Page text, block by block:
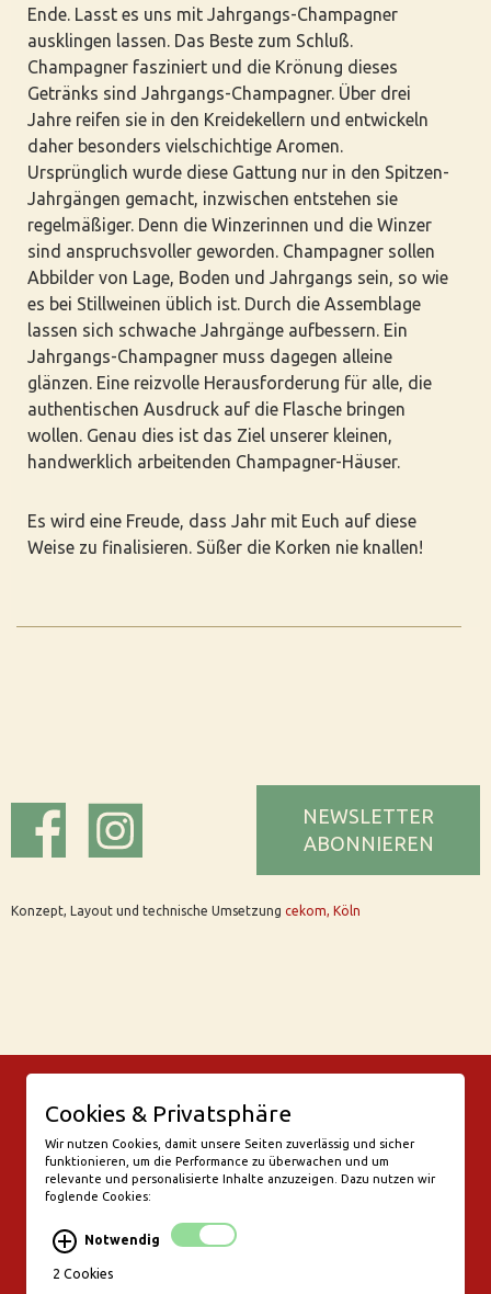
Ende. Lasst es uns mit Jahrgangs-Champagner
ausklingen lassen. Das Beste zum Schluß.
Champagner fasziniert und die Krönung dieses
Getränks sind Jahrgangs-Champagner. Über drei
Jahre reifen sie in den Kreidekellern und entwickeln
daher besonders vielschichtige Aromen.
Ursprünglich wurde diese Gattung nur in den Spitzen-
Jahrgängen gemacht, inzwischen entstehen sie
regelmäßiger. Denn die Winzerinnen und die Winzer
sind anspruchsvoller geworden. Champagner sollen
Abbilder von Lage, Boden und Jahrgangs sein, so wie
es bei Stillweinen üblich ist. Durch die Assemblage
lassen sich schwache Jahrgänge aufbessern. Ein
Jahrgangs-Champagner muss dagegen alleine
glänzen. Eine reizvolle Herausforderung für alle, die
authentischen Ausdruck auf die Flasche bringen
wollen. Genau dies ist das Ziel unserer kleinen,
handwerklich arbeitenden Champagner-Häuser.
Es wird eine Freude, dass Jahr mit Euch auf diese
Weise zu finalisieren. Süßer die Korken nie knallen!
Konzept, Layout und technische Umsetzung cekom, Köln
NEWSLETTER
ABONNIEREN
Friesenwall 58
50672 Köln
valentine@bar-rix.de
Di + Mi Weinproben
Do 17:00-23:00
Fr - Sa 17:00 - 01:00
Cookies & Privatsphäre
Wir nutzen Cookies, damit unsere Seiten zuverlässig und sicher
funktionieren, um die Performance zu überwachen und um
relevante und personalisierte Inhalte anzuzeigen. Dazu nutzen wir
foglende Cookies:
Notwendig
2 Cookies